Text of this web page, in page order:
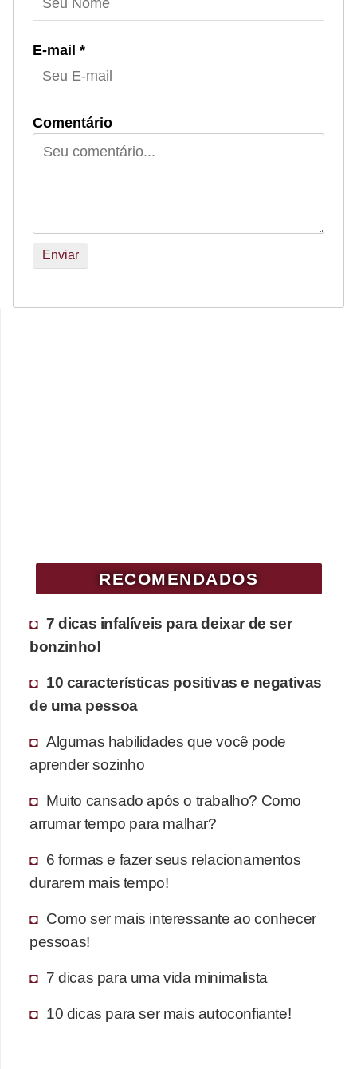
E-mail *
Comentário
RECOMENDADOS
7 dicas infalíveis para deixar de ser
bonzinho!
10 características positivas e negativas
de uma pessoa
Algumas habilidades que você pode
aprender sozinho
Muito cansado após o trabalho? Como
arrumar tempo para malhar?
6 formas e fazer seus relacionamentos
durarem mais tempo!
Como ser mais interessante ao conhecer
pessoas!
7 dicas para uma vida minimalista
10 dicas para ser mais autoconfiante!